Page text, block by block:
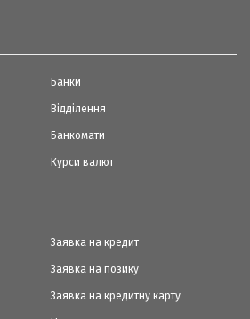
Банки
Відділення
Банкомати
Курси валют
Заявка на кредит
Заявка на позику
Заявка на кредитну карту